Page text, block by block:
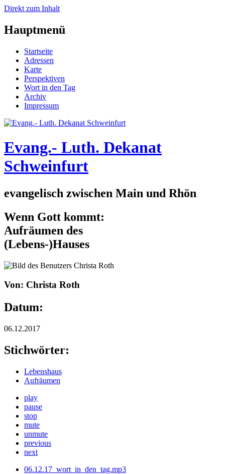
Direkt zum Inhalt
Hauptmenü
Startseite
Adressen
Karte
Perspektiven
Wort in den Tag
Archiv
Impressum
Evang.- Luth. Dekanat
Schweinfurt
evangelisch zwischen Main und Rhön
Wenn Gott kommt:
Aufräumen des
(Lebens-)Hauses
Von: Christa Roth
Datum:
06.12.2017
Stichwörter:
Lebenshaus
Aufräumen
play
pause
stop
mute
unmute
previous
next
06.12.17_wort_in_den_tag.mp3